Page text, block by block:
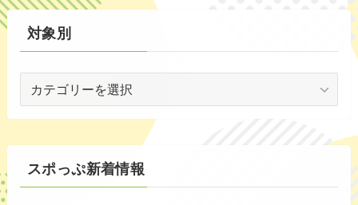
対象別
別
スポっぷ新着情報